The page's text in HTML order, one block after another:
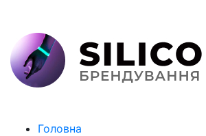
Головна